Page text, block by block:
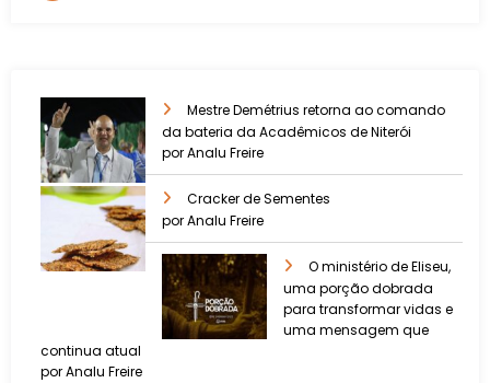
Mestre Demétrius retorna ao comando
da bateria da Acadêmicos de Niterói
por Analu Freire
Cracker de Sementes
por Analu Freire
O ministério de Eliseu,
uma porção dobrada
para transformar vidas e
uma mensagem que
continua atual
por Analu Freire